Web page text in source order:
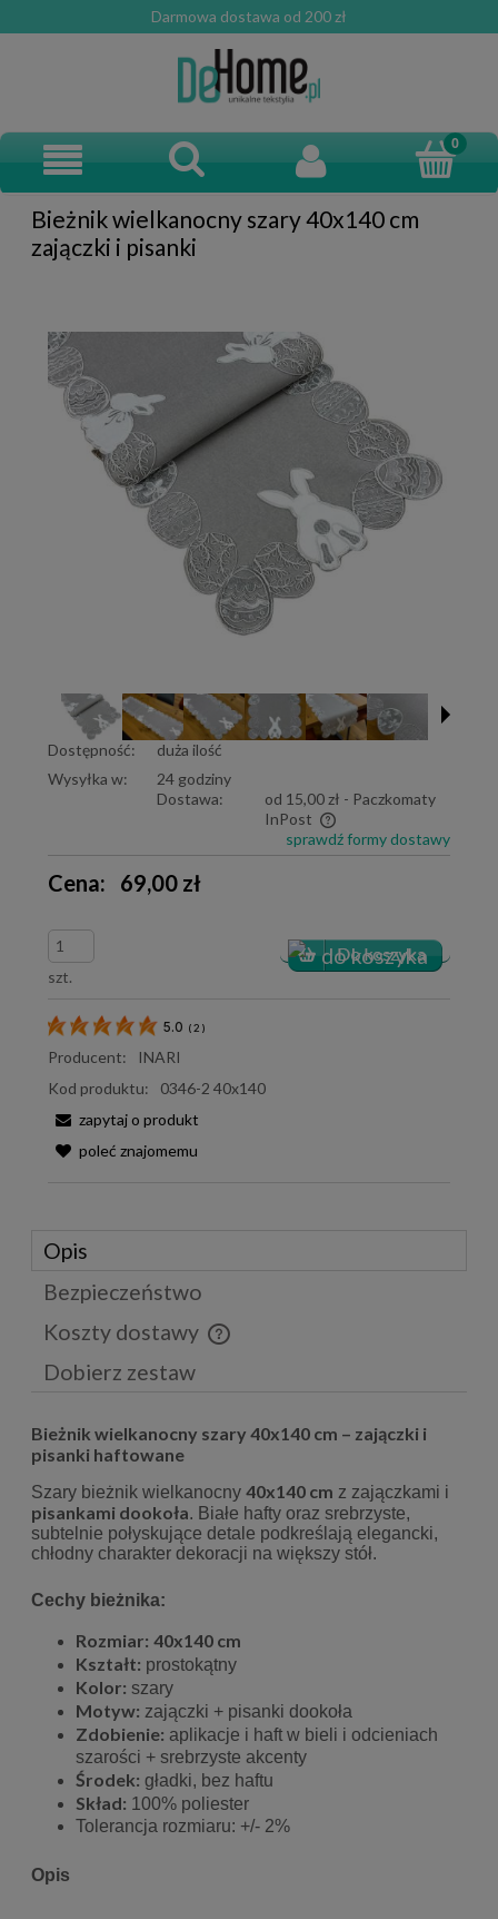
Darmowa dostawa od 200 zł
Bieżnik wielkanocny szary 40x140 cm
zajączki i pisanki
Dostępność:
duża ilość
Wysyłka w:
24 godziny
Dostawa:
od 15,00 zł - Paczkomaty
InPost
Cena nie zawiera ewentualnych kosztów płatności
sprawdź formy dostawy
Cena: 69,00 zł
szt.
5.0 ( 2 )
Producent:
INARI
Kod produktu:
0346-2 40x140
zapytaj o produkt
poleć znajomemu
Opis
Bezpieczeństwo
Koszty dostawy
Cena nie zawiera ewentualnych kosztów płatności
Dobierz zestaw
Bieżnik wielkanocny szary 40x140 cm – zajączki i
pisanki haftowane
Szary bieżnik wielkanocny 40x140 cm z zajączkami i
pisankami dookoła. Białe hafty oraz srebrzyste,
subtelnie połyskujące detale podkreślają elegancki,
chłodny charakter dekoracji na większy stół.
Cechy bieżnika:
Rozmiar: 40x140 cm
Kształt: prostokątny
Kolor: szary
Motyw: zajączki + pisanki dookoła
Zdobienie: aplikacje i haft w bieli i odcieniach
szarości + srebrzyste akcenty
Środek: gładki, bez haftu
Skład: 100% poliester
Tolerancja rozmiaru: +/- 2%
Opis